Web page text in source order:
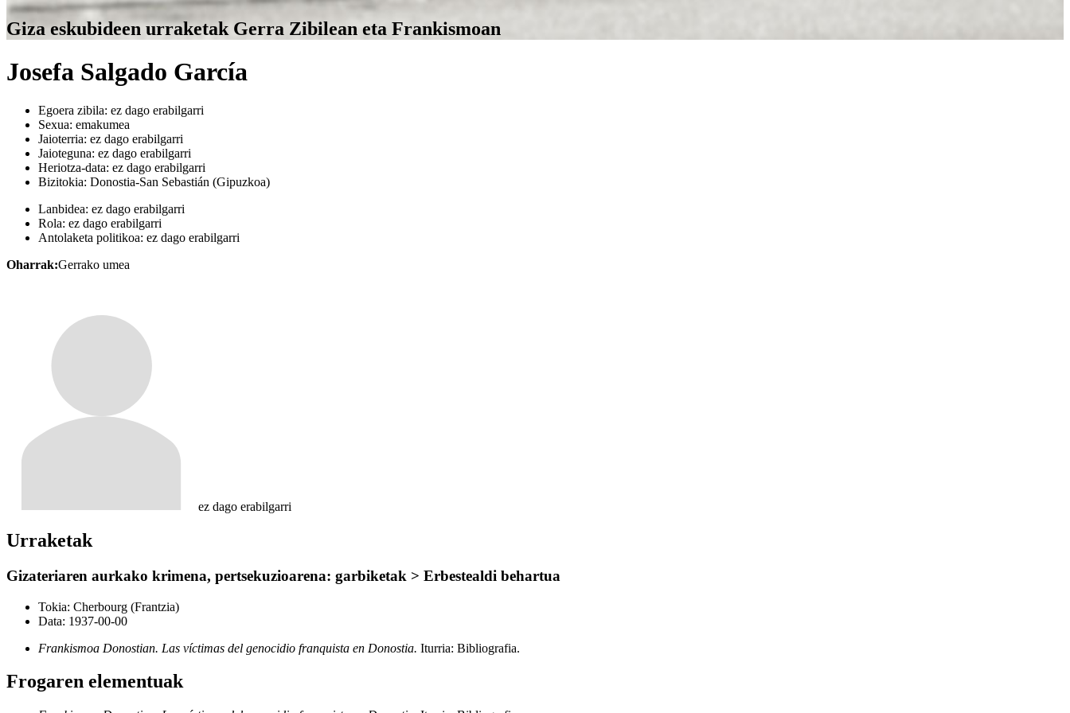
Giza eskubideen urraketak Gerra Zibilean eta Frankismoan
Josefa Salgado García
Egoera zibila: ez dago erabilgarri
Sexua: emakumea
Jaioterria: ez dago erabilgarri
Jaioteguna: ez dago erabilgarri
Heriotza-data: ez dago erabilgarri
Bizitokia: Donostia-San Sebastián (Gipuzkoa)
Lanbidea: ez dago erabilgarri
Rola: ez dago erabilgarri
Antolaketa politikoa: ez dago erabilgarri
Oharrak:Gerrako umea
ez dago erabilgarri
Urraketak
Gizateriaren aurkako krimena, pertsekuzioarena: garbiketak > Erbestealdi behartua
Tokia: Cherbourg (Frantzia)
Data: 1937-00-00
Frankismoa Donostian. Las víctimas del genocidio franquista en Donostia. Iturria: Bibliografia.
Frogaren elementuak